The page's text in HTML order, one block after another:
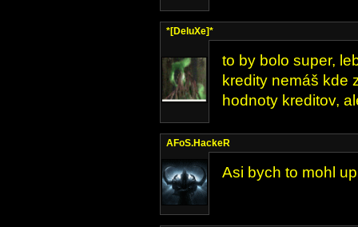
*[DeluXe]*
to by bolo super,
kredity nemáš kde
hodnoty kreditov,
AFoS.HackeR
Asi bych to mohl